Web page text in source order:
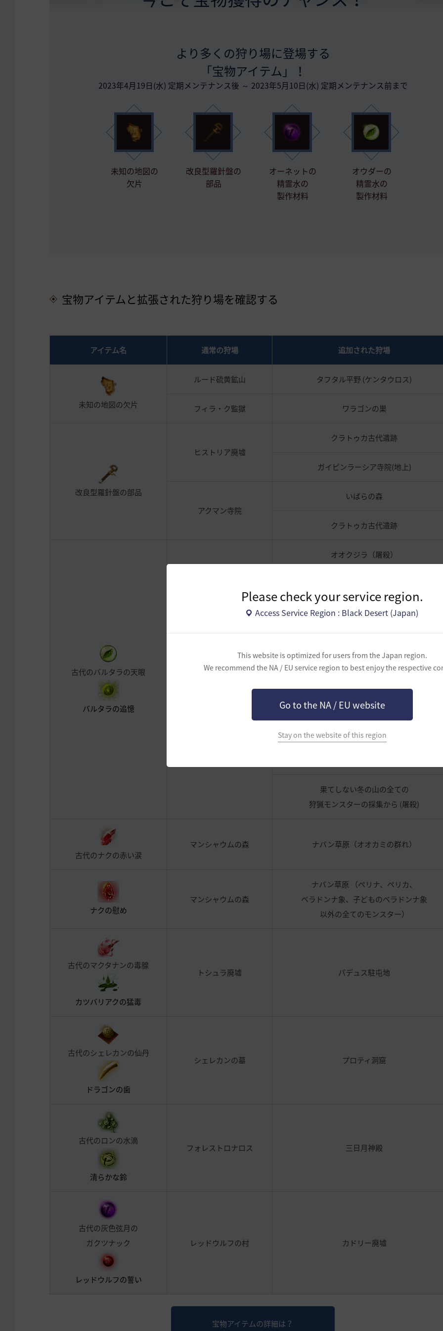
Please check your service region.
Access Service Region : Black Desert (Japan)
This website is optimized for users from the Japan region.
We recommend the NA / EU service region to best enjoy the respective
Go to the NA / EU website
Stay on the website of this region
より多くの狩り場に登場する
「宝物アイテム」！
2023年4月19日(水) 定期メンテナンス後 ～ 2023年5月10日(水) 定期メンテナンス前まで
未知の地図の
欠片
改良型羅針盤の
部品
オーネットの
精霊水の
製作材料
オウダーの
精霊水の
製作材料
宝物アイテムと拡張された狩り場を確認する
アイテム名 通常の狩場 追加された狩場
未知の地図の欠片
ルード硫黄鉱山 タフタル平野 (ケンタウロス)
フィラ・ク監獄 ワラゴンの巣
改良型羅針盤の部品
ヒストリア廃墟
クラトゥカ古代遺跡
ガイピンラーシア寺院(地上)
アクマン寺院
いばらの森
クラトゥカ古代遺跡
古代のバルタラの天眼
バルタラの追憶
ナバン草原 ペリカ・ペリ
ナ退治
1月11日(水)アッ
オオクジラ（屠殺）
バレンシアの全ての
カーマスリビアの全ての
狩猟モンスターの採集から (屠殺)
ドリガンの全ての
狩猟モンスターの採集から (屠殺)
オーディリタ地域の全ての
果てしない冬の山の全ての
狩猟モンスターの採集から (屠殺)
古代のナクの赤い涙
マンシャウムの森 ナバン草原（オオカミの群れ）
ナクの慰め
マンシャウムの森
ナバン草原 （ペリナ、ペリカ、
ベラドンナ象、子どものベラドンナ象
以外の全てのモンスター）
古代のマクタナンの毒腺
カツバリアクの猛毒
トシュラ廃墟 パデュス駐屯地
古代のシェレカンの仙丹
ドラゴンの歯
シェレカンの墓 プロティ洞窟
古代のロンの水滴
清らかな鈴
フォレストロナロス 三日月神殿
古代の灰色弦月の
ガクツナック
レッドウルフの誓い
レッドウルフの村 カドリー廃墟
宝物アイテムの詳細は？